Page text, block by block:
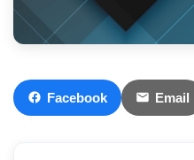
Facebook Email